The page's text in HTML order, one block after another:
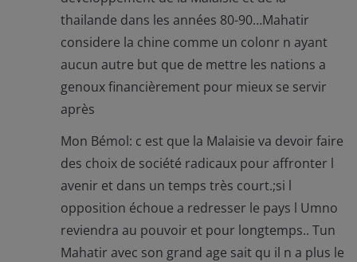
thailande dans les années 80-90…Mahatir
considere la chine comme un colonr n ayant
aucun autre but que de mettre les nations a
genoux financièrement pour mieux se servir
après
Mon Bémol: c est que la Malaisie va devoir faire
des choix de société radicaux pour affronter l
avenir et dans un temps très court.;si l
opposition échoue a redresser le pays l Umno
reviendra au pouvoir et pour longtemps.. Tun
Mahatir avec son grand age sait qu il n a plus le